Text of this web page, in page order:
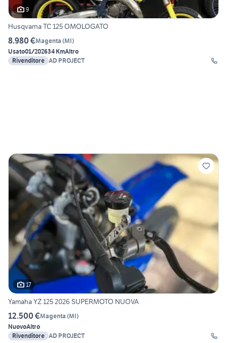
9
Husqvarna TC 125 OMOLOGATO
8.980 €Magenta (MI)
Usato01/202634 KmAltro
Rivenditore AD PROJECT
17
Yamaha YZ 125 2026 SUPERMOTO NUOVA
12.500 €Magenta (MI)
NuovoAltro
Rivenditore AD PROJECT